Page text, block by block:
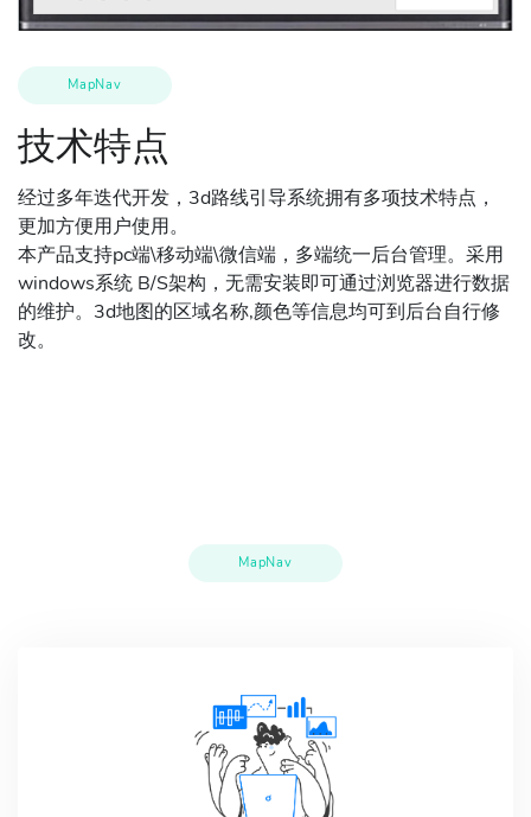
MapNav
技术特点
经过多年迭代开发，3d路线引导系统拥有多项技术特点，
更加方便用户使用。
本产品支持pc端\移动端\微信端，多端统一后台管理。采用
windows系统 B/S架构，无需安装即可通过浏览器进行数据
的维护。3d地图的区域名称,颜色等信息均可到后台自行修
改。
MapNav